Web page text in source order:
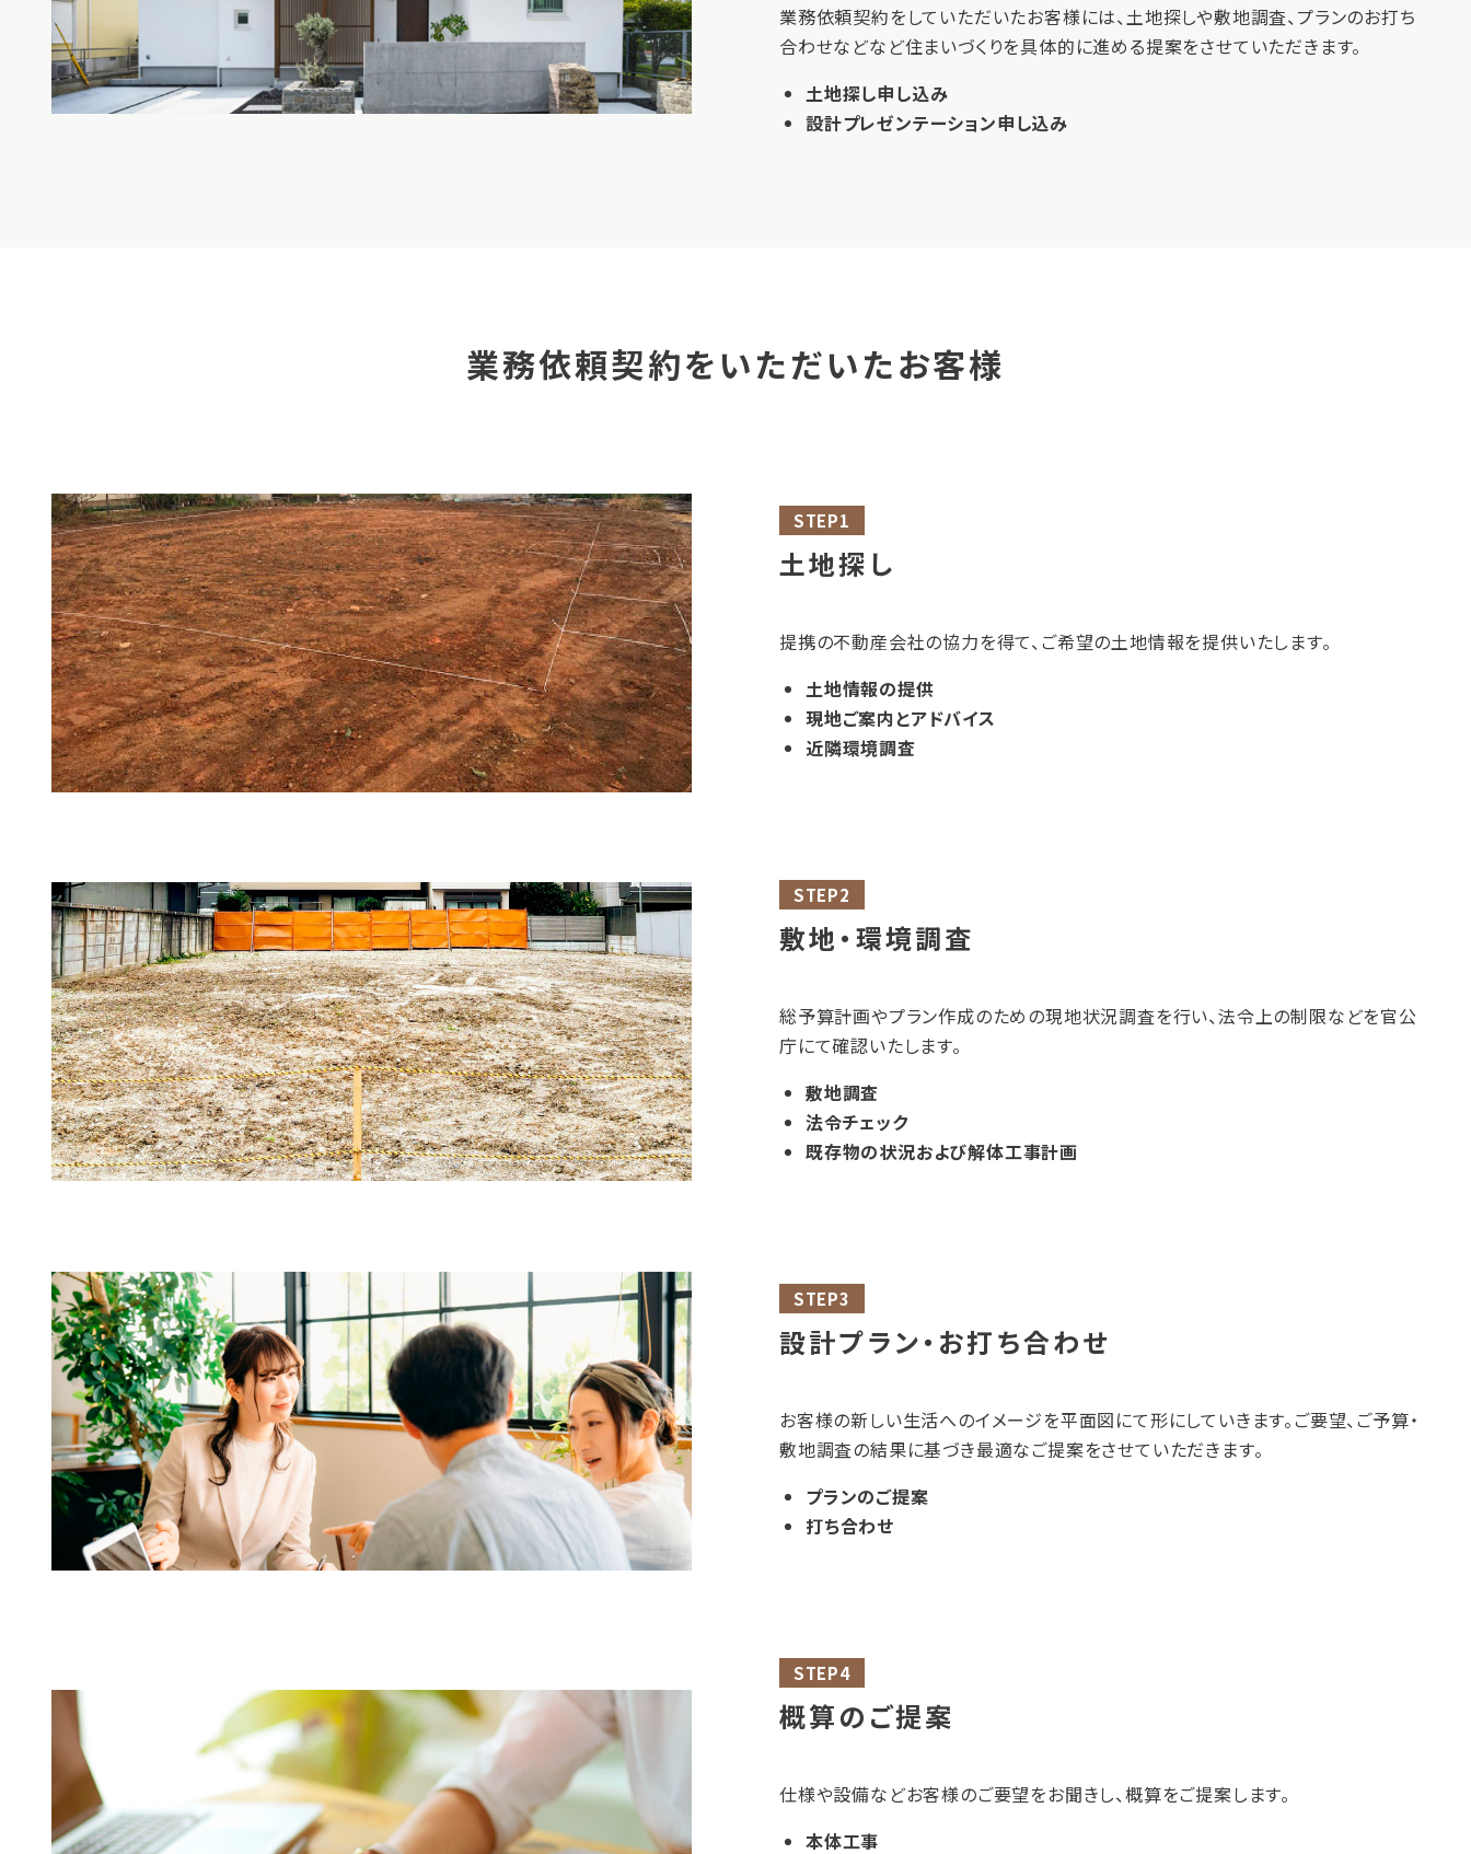
業務依頼契約をしていただいたお客様には、土地探しや敷地調査、プランのお打ち
合わせなどなど住まいづくりを具体的に進める提案をさせていただきます。
土地探し申し込み
設計プレゼンテーション申し込み
業務依頼契約をいただいたお客様
STEP1
土地探し
提携の不動産会社の協力を得て、ご希望の土地情報を提供いたします。
土地情報の提供
現地ご案内とアドバイス
近隣環境調査
STEP2
敷地・環境調査
総予算計画やプラン作成のための現地状況調査を行い、法令上の制限などを官公
庁にて確認いたします。
敷地調査
法令チェック
既存物の状況および解体工事計画
STEP3
設計プラン・お打ち合わせ
お客様の新しい生活へのイメージを平面図にて形にしていきます。ご要望、ご予算・
敷地調査の結果に基づき最適なご提案をさせていただきます。
プランのご提案
打ち合わせ
STEP4
概算のご提案
仕様や設備などお客様のご要望をお聞きし、概算をご提案します。
本体工事